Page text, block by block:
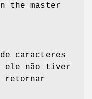
the master
caracteres
ele não tiver
retornar